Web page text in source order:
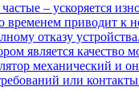
– ускоряется
временем приводит к
отказу
является качество
механический и
или контакты